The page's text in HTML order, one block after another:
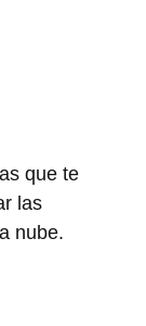
que te
las
nube.